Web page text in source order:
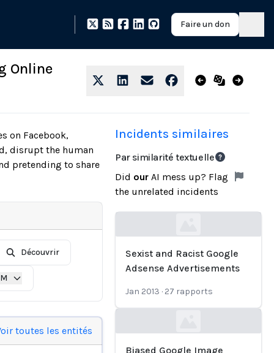
Faire un don
Online
on Facebook,
disrupt the human
pretending to share
Découvrir
toutes les entités
Incidents similaires
Par similarité textuelle
Did our AI mess up? Flag
the unrelated incidents
Sexist and Racist Google
Adsense Advertisements
Jan 2013 · 27 rapports
Biased Google Image